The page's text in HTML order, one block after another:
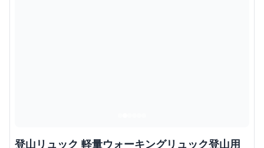
登山リュック 軽量ウォーキングリュック登山用